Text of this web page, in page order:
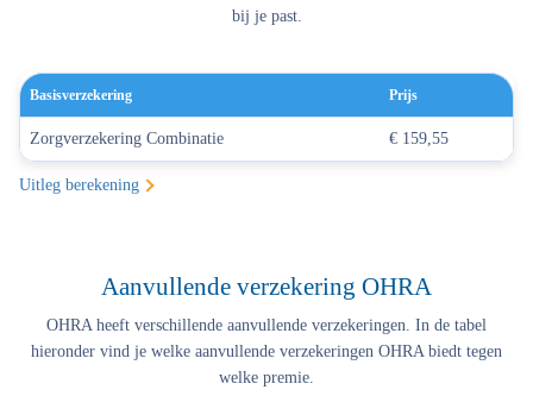
bij je past.
Basisverzekering Prijs
Zorgverzekering Combinatie € 159,55
Uitleg berekening
Aanvullende verzekering OHRA
OHRA heeft verschillende aanvullende verzekeringen. In de tabel
hieronder vind je welke aanvullende verzekeringen OHRA biedt tegen
welke premie.